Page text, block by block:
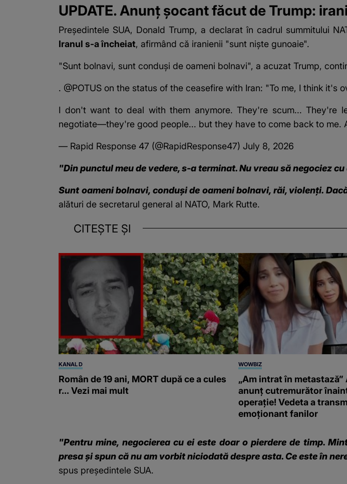
UPDATE. Anunț șocant făcut de Trump:
Președintele SUA, Donald Trump, a declarat în cadrul summitului
Iranul s-a încheiat, afirmând că iranienii "sunt niște gunoaie".
"Sunt bolnavi, sunt conduși de oameni bolnavi", a acuzat Trump,
. @POTUS on the status of the ceasefire with Iran: "To me, I think it's
I don't want to deal with them anymore. They're scum...
negotiate—they're good people... but they have to come back to me.
— Rapid Response 47 (@RapidResponse47) July 8, 2026
"Din punctul meu de vedere, s-a terminat. Nu vreau să negociez
Sunt oameni bolnavi, conduși de oameni bolnavi, răi, violenți.
alături de secretarul general al NATO, Mark Rutte.
CITEȘTE ȘI
KANAL D
Român de 19 ani, MORT după ce a cules
r... Vezi mai mult
WOWBIZ
„Am intrat în metastază”
anunț cutremurător
operație! Vedeta a
emoționant fanilor
"Pentru mine, negocierea cu ei este doar o pierdere de timp.
presa și spun că nu am vorbit niciodată despre asta. Ce este în
spus președintele SUA.